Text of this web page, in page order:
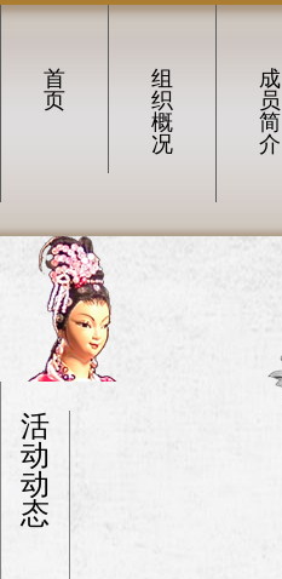
首
页
组
织
概
况
成
员
简
介
活
动
动
态